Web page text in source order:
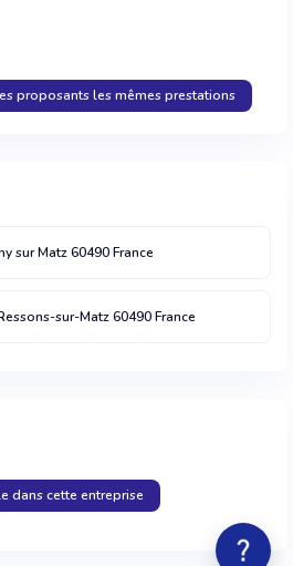
proposants les mêmes prestations
sur Matz60490France
sur-Matz60490France
dans cette entreprise